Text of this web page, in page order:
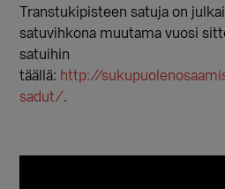
Transtukipisteen satuja on
satuvihkona muutama vuosi
satuihin
täällä: http://
sadut/.